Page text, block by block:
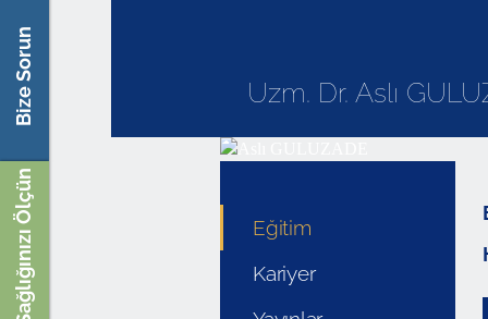
Bize Sorun
Sağlığınızı Ölçün
Uzm. Dr. Aslı
Eğitim
Kariyer